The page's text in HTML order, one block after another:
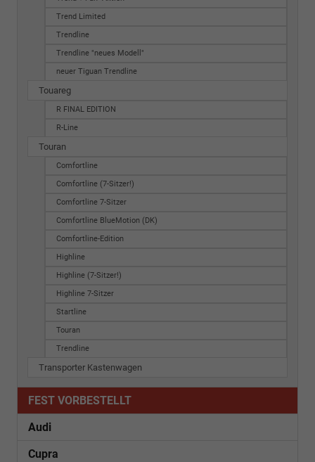
Trend Limited
Trendline
Trendline "neues Modell"
neuer Tiguan Trendline
Touareg
R FINAL EDITION
R-Line
Touran
Comfortline
Comfortline (7-Sitzer!)
Comfortline 7-Sitzer
Comfortline BlueMotion (DK)
Comfortline-Edition
Highline
Highline (7-Sitzer!)
Highline 7-Sitzer
Startline
Touran
Trendline
Transporter Kastenwagen
FEST VORBESTELLT
Audi
Cupra